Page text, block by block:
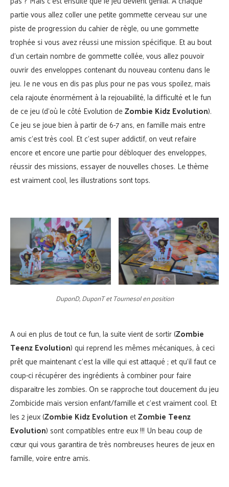
partie vous allez coller une petite gommette cerveau sur une
piste de progression du cahier de règle, ou une gommette
trophée si vous avez réussi une mission spécifique. Et au bout
d’un certain nombre de gommette collée, vous allez pouvoir
ouvrir des enveloppes contenant du nouveau contenu dans le
jeu. Je ne vous en dis pas plus pour ne pas vous spoilez, mais
cela rajoute énormément à la rejouabilité, la difficulté et le fun
de ce jeu (d’où le côté Evolution deZombie Kidz Evolution).
Ce jeu se joue bien à partir de 6-7 ans, en famille mais entre
amis c’est très cool. Et c’est super addictif, on veut refaire
encore et encore une partie pour débloquer des enveloppes,
réussir des missions, essayer de nouvelles choses. Le thème
est vraiment cool, les illustrations sont tops.
DuponD, DuponT et Tournesol en position
A oui en plus de tout ce fun, la suite vient de sortir (Zombie
Teenz Evolution) qui reprend les mêmes mécaniques, à ceci
prêt que maintenant c’est la ville qui est attaqué ; et qu’il faut ce
coup-ci récupérer des ingrédients à combiner pour faire
disparaitre les zombies. On se rapproche tout doucement du jeu
Zombicide mais version enfant/famille et c’est vraiment cool. Et
les 2 jeux (Zombie Kidz EvolutionetZombie Teenz
Evolution) sont compatibles entre eux !!! Un beau coup de
cœur qui vous garantira de très nombreuses heures de jeux en
famille, voire entre amis.